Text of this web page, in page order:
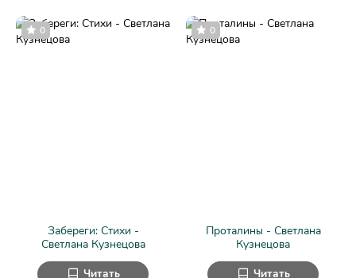
Забереги: Стихи -
Светлана Кузнецова
0
Читать
Проталины - Светлана
Кузнецова
0
Читать